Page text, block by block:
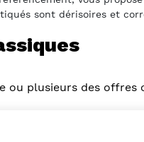
sont dérisoires et
ou plusieurs des